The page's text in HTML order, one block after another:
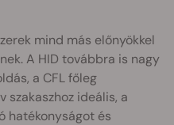
mind más előnyökkel
A HID továbbra is nagy
a CFL főleg
szakaszhoz ideális, a
hatékonyságot és